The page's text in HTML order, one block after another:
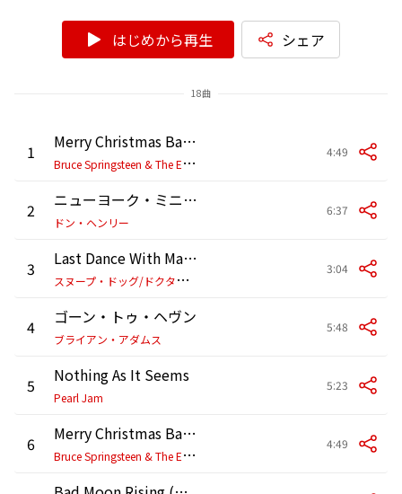
はじめから再生 シェア
18曲
1
Merry Christmas Baby
B
ruce Springsteen & The E Street Band
4:49
2 ニューヨーク・ミニット
ドン・ヘンリー
6:37
3
Last Dance With Mary Jane
ス
ヌープ・ドッグ/ドクター・ドレー/トム・ペティ/JELLY ROLL
3:04
4 ゴーン・トゥ・ヘヴン
ブライアン・アダムス
5:48
5 Nothing As It Seems
Pearl Jam
5:23
6
Merry Christmas Baby
B
ruce Springsteen & The E Street Band
4:49